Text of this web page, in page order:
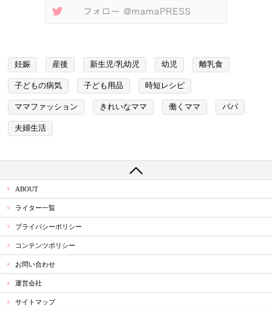
妊娠 産後 新生児/乳幼児 幼児 離乳食
子どもの病気 子ども用品 時短レシピ
ママファッション きれいなママ 働くママ パパ
夫婦生活
ABOUT
ライター一覧
プライバシーポリシー
コンテンツポリシー
お問い合わせ
運営会社
サイトマップ